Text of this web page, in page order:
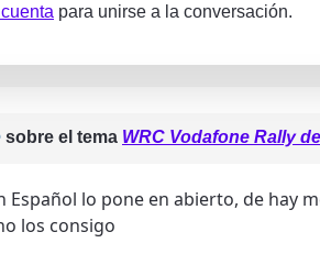
para unirse a la conversación.
sobre el tema WRC Vodafone Rally
Español lo pone en abierto, de hay
los consigo